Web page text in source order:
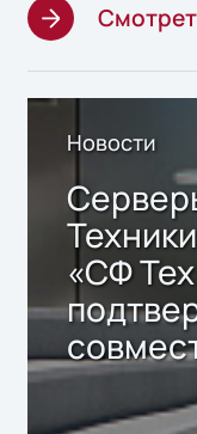
Новости
«СФ